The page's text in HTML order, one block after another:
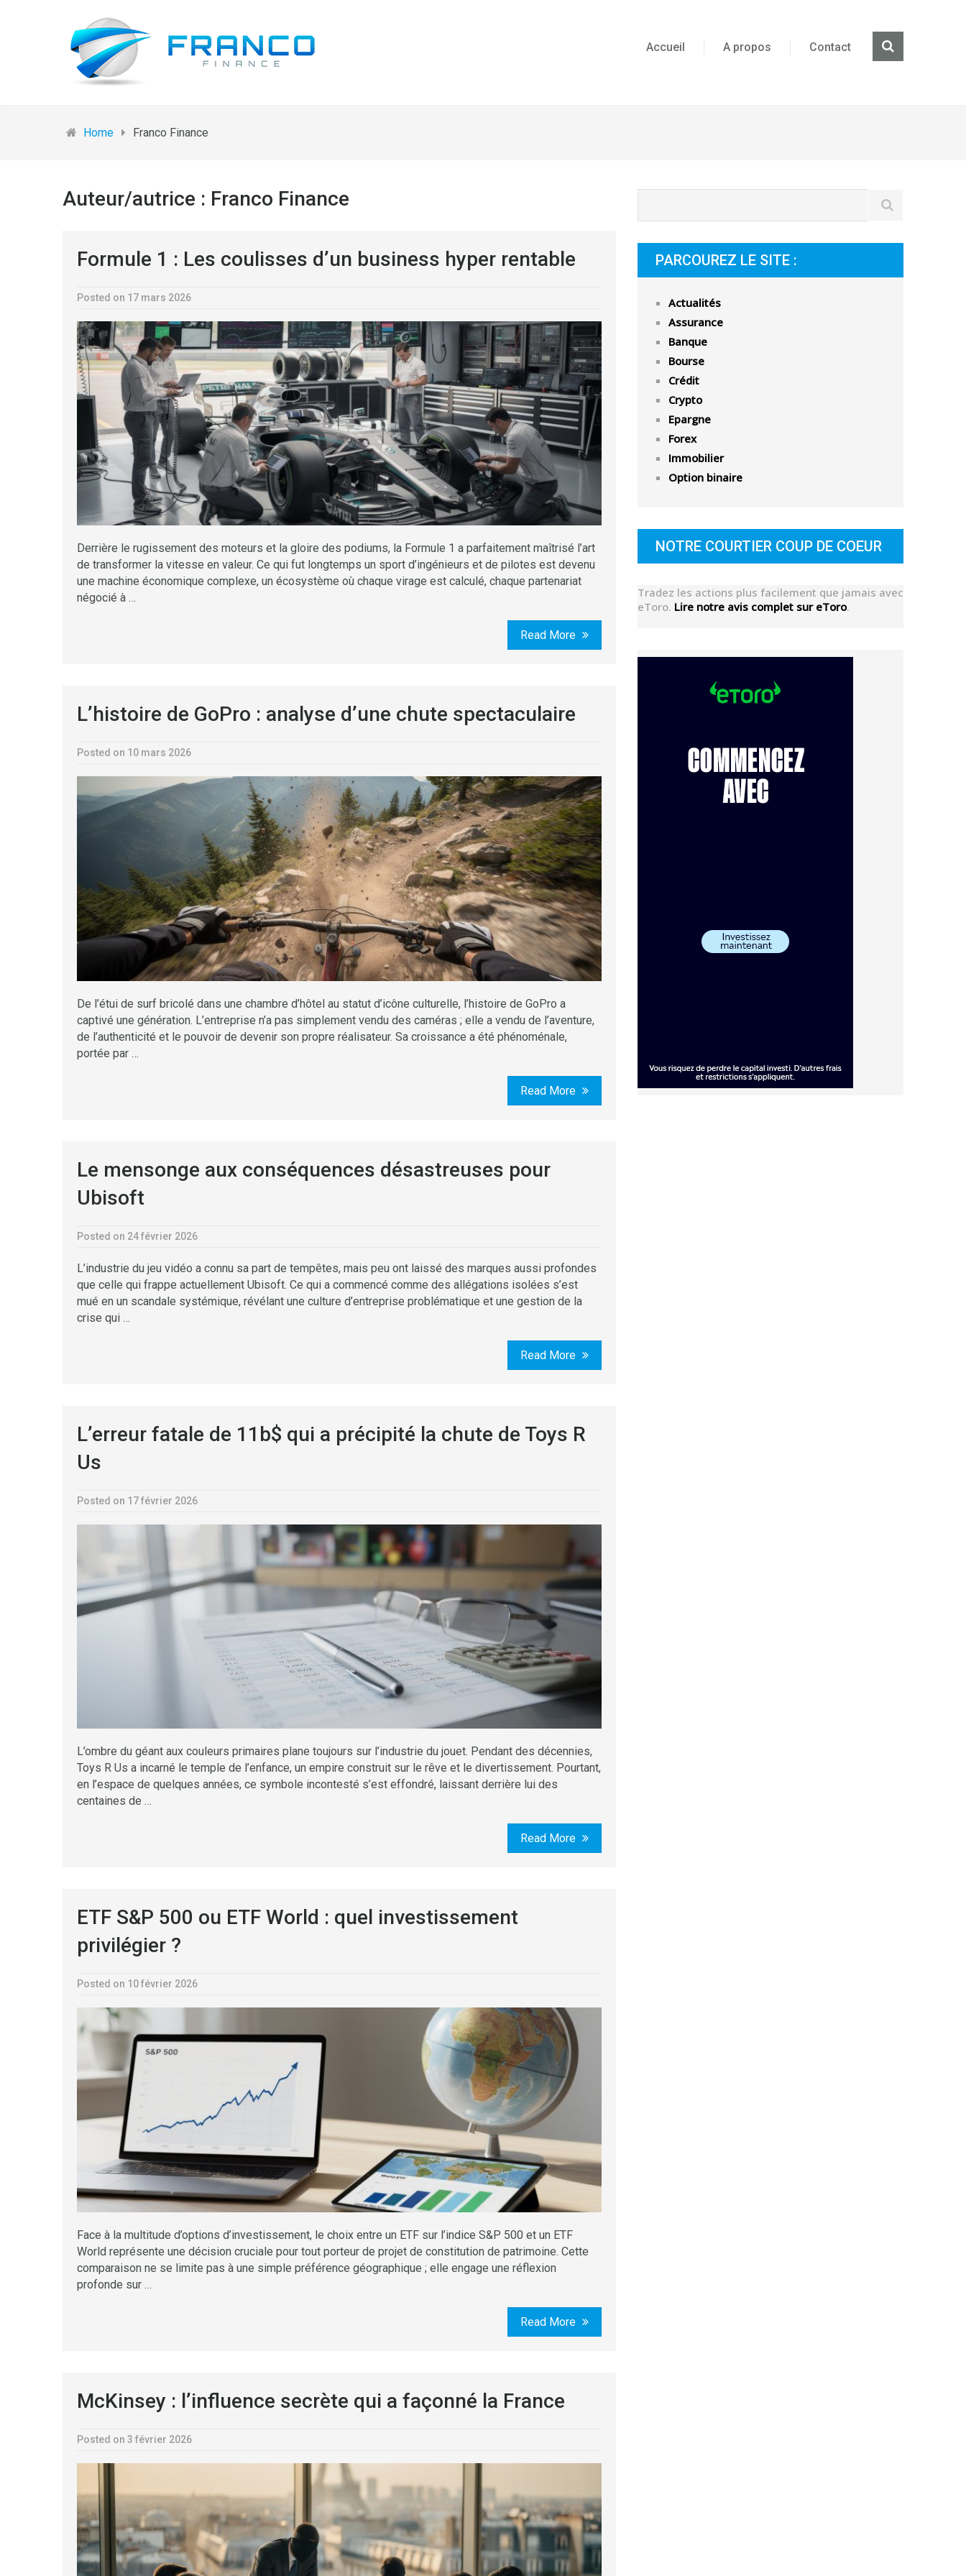
Accueil A propos Contact
Home Franco Finance
Auteur/autrice : Franco Finance
Formule 1 : Les coulisses d’un business hyper rentable
Posted on 17 mars 2026
Derrière le rugissement des moteurs et la gloire des podiums, la Formule 1 a parfaitement maîtrisé l’art
de transformer la vitesse en valeur. Ce qui fut longtemps un sport d’ingénieurs et de pilotes est devenu
une machine économique complexe, un écosystème où chaque virage est calculé, chaque partenariat
négocié à …
Read More
L’histoire de GoPro : analyse d’une chute spectaculaire
Posted on 10 mars 2026
De l’étui de surf bricolé dans une chambre d’hôtel au statut d’icône culturelle, l’histoire de GoPro a
captivé une génération. L’entreprise n’a pas simplement vendu des caméras ; elle a vendu de l’aventure,
de l’authenticité et le pouvoir de devenir son propre réalisateur. Sa croissance a été phénoménale,
portée par …
Read More
Le mensonge aux conséquences désastreuses pour
Ubisoft
Posted on 24 février 2026
L’industrie du jeu vidéo a connu sa part de tempêtes, mais peu ont laissé des marques aussi profondes
que celle qui frappe actuellement Ubisoft. Ce qui a commencé comme des allégations isolées s’est
mué en un scandale systémique, révélant une culture d’entreprise problématique et une gestion de la
crise qui …
Read More
L’erreur fatale de 11b$ qui a précipité la chute de Toys R
Us
Posted on 17 février 2026
L’ombre du géant aux couleurs primaires plane toujours sur l’industrie du jouet. Pendant des décennies,
Toys R Us a incarné le temple de l’enfance, un empire construit sur le rêve et le divertissement. Pourtant,
en l’espace de quelques années, ce symbole incontesté s’est effondré, laissant derrière lui des
centaines de …
Read More
ETF S&P 500 ou ETF World : quel investissement
privilégier ?
Posted on 10 février 2026
Face à la multitude d’options d’investissement, le choix entre un ETF sur l’indice S&P 500 et un ETF
World représente une décision cruciale pour tout porteur de projet de constitution de patrimoine. Cette
comparaison ne se limite pas à une simple préférence géographique ; elle engage une réflexion
profonde sur …
Read More
McKinsey : l’influence secrète qui a façonné la France
Posted on 3 février 2026
PARCOUREZ LE SITE :
Actualités
Assurance
Banque
Bourse
Crédit
Crypto
Epargne
Forex
Immobilier
Option binaire
NOTRE COURTIER COUP DE COEUR
Tradez les actions plus facilement que jamais avec
eToro. Lire notre avis complet sur eToro.